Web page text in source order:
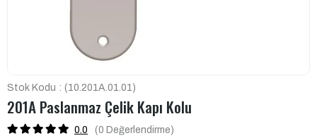
Stok Kodu (10.201A.01.01)
201A Paslanmaz Çelik Kapı Kolu
0.0 (0 Değerlendirme)